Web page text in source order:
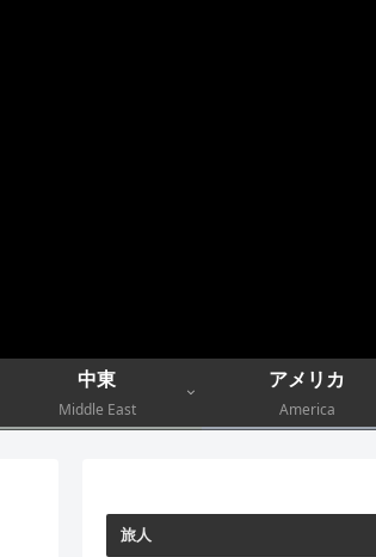
中東
Middle East
アメリカ
America
旅人